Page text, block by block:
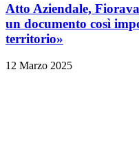
Atto Aziendale,
un documento così
territorio»
12 Marzo 2025